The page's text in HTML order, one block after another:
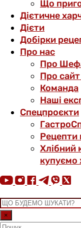
Що
Дієтичне
Дієти
Добірки
Про нас
Про
Про
Команда
Наші
Спецпроєкти
Рецепти
Хлібний
купуємо
×